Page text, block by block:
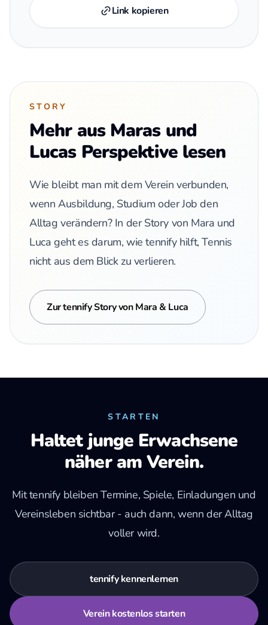
Link kopieren
STORY
Mehr aus Maras und
Lucas Perspektive lesen
Wie bleibt man mit dem Verein verbunden,
wenn Ausbildung, Studium oder Job den
Alltag verändern? In der Story von Mara und
Luca geht es darum, wie tennify hilft, Tennis
nicht aus dem Blick zu verlieren.
Zur tennify Story von Mara & Luca
STARTEN
Haltet junge Erwachsene
näher am Verein.
Mit tennify bleiben Termine, Spiele, Einladungen und
Vereinsleben sichtbar - auch dann, wenn der Alltag
voller wird.
tennify kennenlernen
Verein kostenlos starten